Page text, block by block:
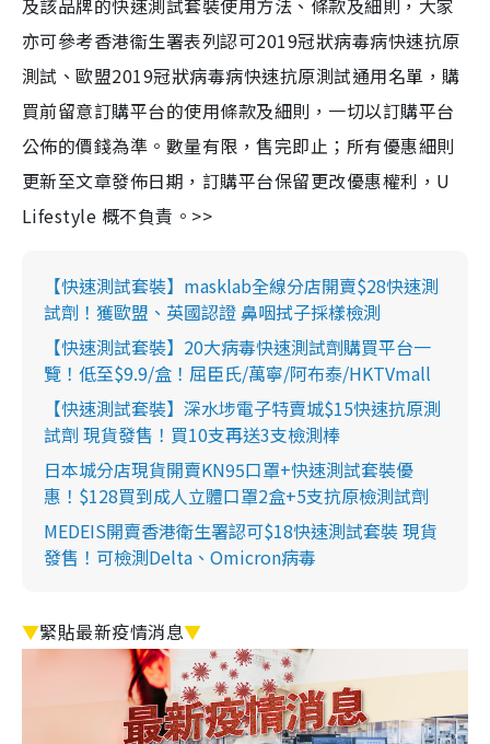
及該品牌的快速測試套裝使用方法、條款及細則，大家
亦可參考香港衞生署表列認可2019冠狀病毒病快速抗原
測試、歐盟2019冠狀病毒病快速抗原測試通用名單，購
買前留意訂購平台的使用條款及細則，一切以訂購平台
公佈的價錢為準。數量有限，售完即止；所有優惠細則
更新至文章發佈日期，訂購平台保留更改優惠權利，U
Lifestyle 概不負責。>>
【快速測試套裝】masklab全線分店開賣$28快速測
試劑！獲歐盟、英國認證 鼻咽拭子採樣檢測
【快速測試套裝】20大病毒快速測試劑購買平台一
覽！低至$9.9/盒！屈臣氏/萬寧/阿布泰/HKTVmall
【快速測試套裝】深水埗電子特賣城$15快速抗原測
試劑 現貨發售！買10支再送3支檢測棒
日本城分店現貨開賣KN95口罩+快速測試套裝優
惠！$128買到成人立體口罩2盒+5支抗原檢測試劑
MEDEIS開賣香港衛生署認可$18快速測試套裝 現貨
發售！可檢測Delta、Omicron病毒
▼緊貼最新疫情消息▼